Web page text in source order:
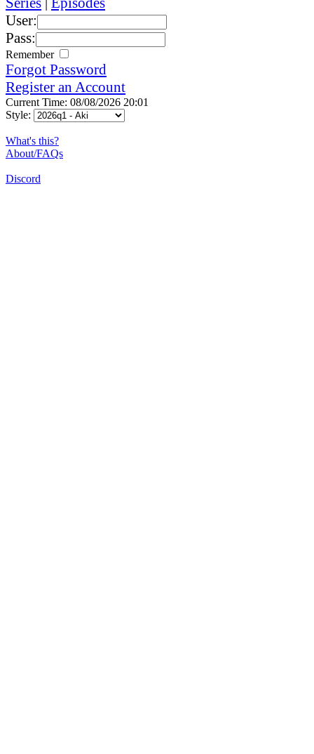
User:
Pass:
Remember
Forgot Password
Register an Account
Current Time: 08/08/2026 20:01
Style:
What's this?
About/FAQs
Discord